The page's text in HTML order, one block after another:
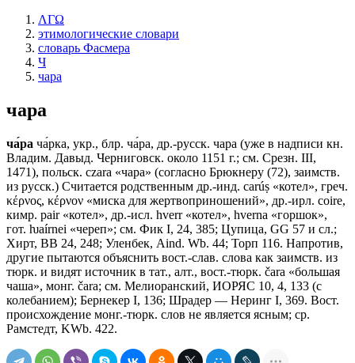
ΛΓΩ
этимологические словари
словарь Фасмера
Ч
чара
чара
ча́ра ча́рка, укр., блр. ча́ра, др.-русск. чара (уже в надписи кн.
Владим. Давыд. Черниговск. около 1151 г.; см. Срезн. III,
1471), польск. сzаrа «чара» (согласно Брюкнеру (72), заимств.
из русск.) Считается родственным др.-инд. carúṣ «котел», греч.
κέρνος, κέρνον «миска для жертвоприношений», др.-ирл. соirе,
кимр. раir «котел», др.-исл. hverr «котел», hverna «горшок»,
гот. ƕaírnei «череп»; см. Фик I, 24, 385; Цупица, GG 57 и сл.;
Хирт, ВВ 24, 248; Уленбек, Aind. Wb. 44; Торп 116. Напротив,
другие пытаются объяснить вост.-слав. слова как заимств. из
тюрк. и видят источник в тат., алт., вост.-тюрк. čаrа «большая
чаша», монг. čаrа; см. Мелиоранский, ИОРЯС 10, 4, 133 (с
колебанием); Бернекер I, 136; Шрадер — Неринг I, 369. Вост.
происхождение монг.-тюрк. слов не является ясным; ср.
Рамстедт, KWb. 422.